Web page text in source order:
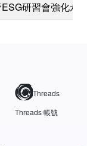
研習會強化永
Threads
Threads 帳號